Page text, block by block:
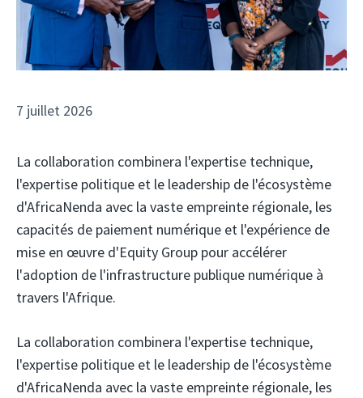
7 juillet 2026
La collaboration combinera l'expertise technique,
l'expertise politique et le leadership de l'écosystème
d'AfricaNenda avec la vaste empreinte régionale, les
capacités de paiement numérique et l'expérience de
mise en œuvre d'Equity Group pour accélérer
l'adoption de l'infrastructure publique numérique à
travers l'Afrique.
La collaboration combinera l'expertise technique,
l'expertise politique et le leadership de l'écosystème
d'AfricaNenda avec la vaste empreinte régionale, les